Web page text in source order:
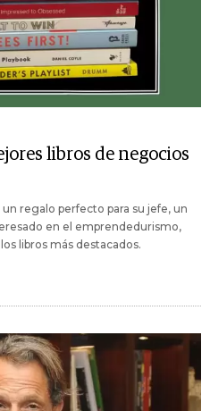
libros de negocios
regalo perfecto para su jefe, un
en el emprendedurismo,
libros más destacados.